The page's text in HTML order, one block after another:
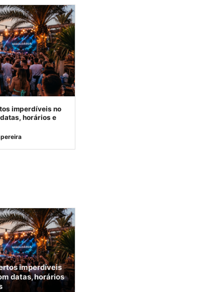
imperdíveis no
horários e
imperdíveis
datas, horários